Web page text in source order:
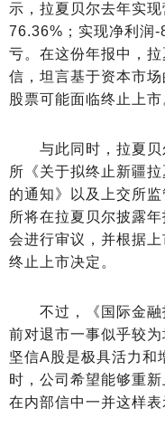
示，拉夏贝尔去年实
76.36%；实现净利润
亏。在这份年报中，
信，坦言基于资本市
股票可能面临终止上市
与此同时，拉夏贝
所《关于拟终止新疆
的通知》以及上交所
所将在拉夏贝尔披露
会进行审议，并根据
终止上市决定。
不过，《国际金融
前对退市一事似乎较
坚信A股是极具活力和
时，公司希望能够重
在内部信中一并这样表